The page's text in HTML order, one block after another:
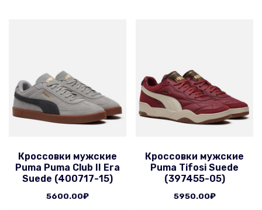
Кроссовки мужские
Puma Puma Club II Era
Suede (400717-15)
5600.00₽
Кроссовки мужские
Puma Tifosi Suede
(397455-05)
5950.00₽